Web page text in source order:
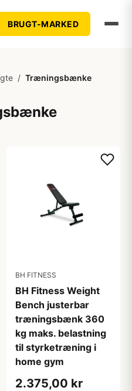
BRUGT-MARKED
/ Træningsbænke
BH FITNESS
BH Fitness Weight
Bench justerbar
træningsbænk 360
kg maks. belastning
til styrketræning i
home gym
2.375,00 kr